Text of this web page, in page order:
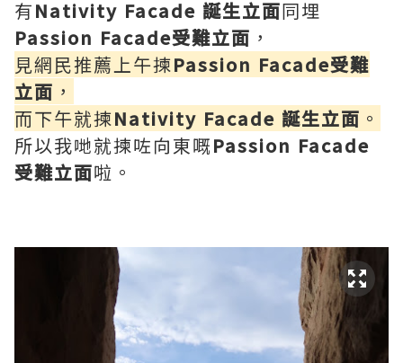
有Nativity Facade 誕生立面同埋
Passion Facade受難立面 ，
見網民推薦上午揀Passion Facade受難
立面 ，
而下午就揀Nativity Facade 誕生立面 。
所以我哋就揀咗向東嘅Passion Facade
受難立面啦。